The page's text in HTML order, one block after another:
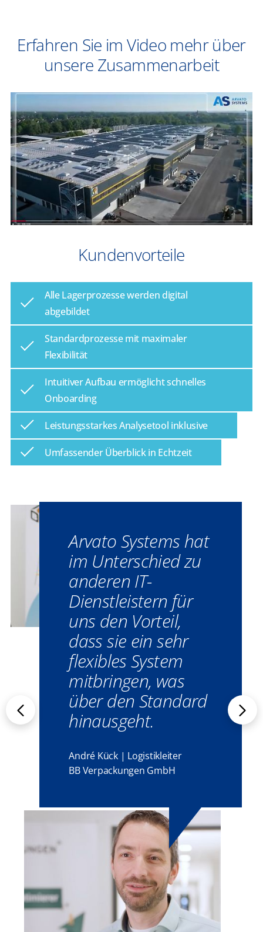
Erfahren Sie im Video mehr über
unsere Zusammenarbeit
Kundenvorteile
Alle Lagerprozesse werden digital
abgebildet
Standardprozesse mit maximaler
Flexibilität
Intuitiver Aufbau ermöglicht schnelles
Onboarding
Leistungsstarkes Analysetool inklusive
Umfassender Überblick in Echtzeit
Arvato Systems hat
im Unterschied zu
anderen IT-
Dienstleistern für
uns den Vorteil,
dass sie ein sehr
flexibles System
mitbringen, was
über den Standard
hinausgeht.
André Kück | Logistikleiter
BB Verpackungen GmbH